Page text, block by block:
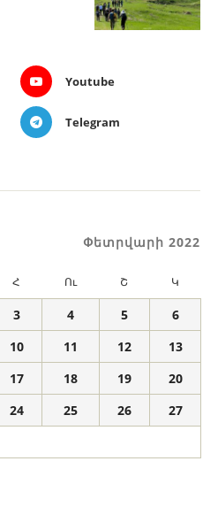
Youtube
Telegram
Փետրվարի 2022
Հ Ու Շ Կ
3 4 5
6
10 11 12
13
17 18 19
20
24 25 26
27